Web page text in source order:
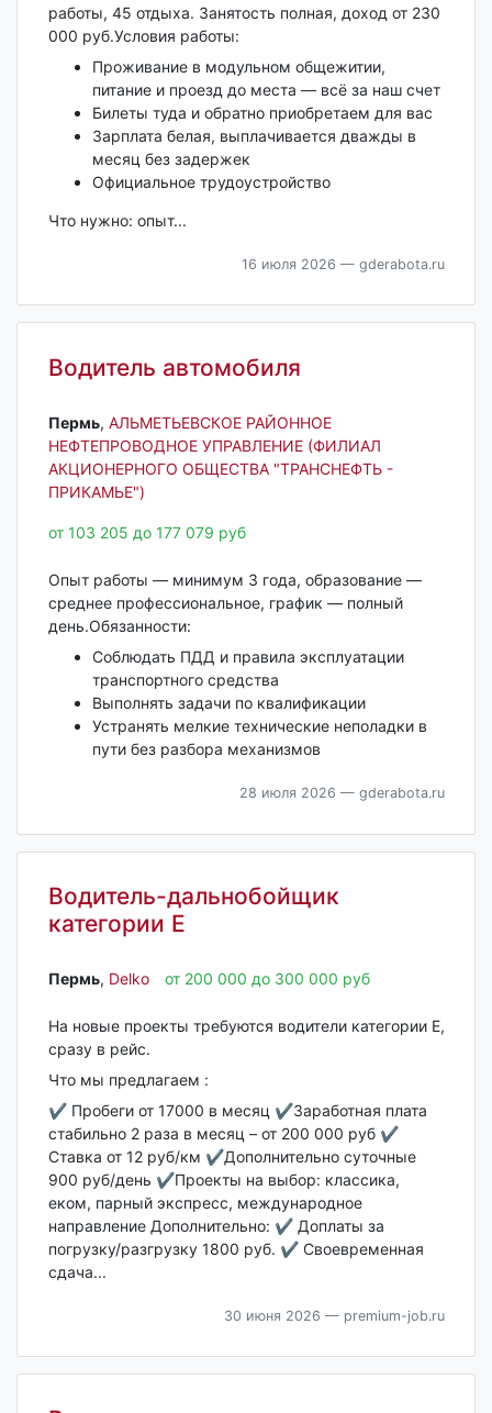
работы, 45 отдыха. Занятость полная, доход от 230
000 руб.Условия работы:
Проживание в модульном общежитии,
питание и проезд до места — всё за наш счет
Билеты туда и обратно приобретаем для вас
Зарплата белая, выплачивается дважды в
месяц без задержек
Официальное трудоустройство
Что нужно: опыт...
16 июля 2026 — gderabota.ru
Водитель автомобиля
Пермь‎, АЛЬМЕТЬЕВСКОЕ РАЙОННОЕ
НЕФТЕПРОВОДНОЕ УПРАВЛЕНИЕ (ФИЛИАЛ
АКЦИОНЕРНОГО ОБЩЕСТВА "ТРАНСНЕФТЬ -
ПРИКАМЬЕ")
от 103 205 до 177 079 руб
Опыт работы — минимум 3 года, образование —
среднее профессиональное, график — полный
день.Обязанности:
Соблюдать ПДД и правила эксплуатации
транспортного средства
Выполнять задачи по квалификации
Устранять мелкие технические неполадки в
пути без разбора механизмов
28 июля 2026 — gderabota.ru
Водитель-дальнобойщик
категории Е
Пермь‎, Delko от 200 000 до 300 000 руб
На новые проекты требуются водители категории Е,
сразу в рейс.
Что мы предлагаем :
✔️ Пробеги от 17000 в месяц ✔️Заработная плата
стабильно 2 раза в месяц – от 200 000 руб ✔️
Ставка от 12 руб/км ✔️Дополнительно суточные
900 руб/день ✔️Проекты на выбор: классика,
еком, парный экспресс, международное
направление Дополнительно: ✔️ Доплаты за
погрузку/разгрузку 1800 руб. ✔️ Своевременная
сдача...
30 июня 2026 — premium-job.ru